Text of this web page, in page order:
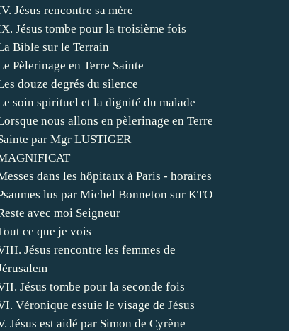
Jésus rencontre sa mère
Jésus tombe pour la troisième fois
Bible sur le Terrain
Pèlerinage en Terre Sainte
douze degrés du silence
soin spirituel et la dignité du malade
nous allons en pèlerinage en Terre
par Mgr LUSTIGER
dans les hôpitaux à Paris - horaires
lus par Michel Bonneton sur KTO
avec moi Seigneur
ce que je vois
Jésus rencontre les femmes de
Jésus tombe pour la seconde fois
Véronique essuie le visage de Jésus
Jésus est aidé par Simon de Cyrène